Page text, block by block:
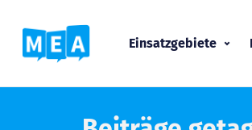
Einsatzgebiete